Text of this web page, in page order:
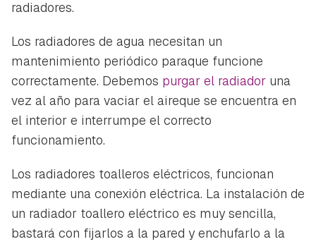
radiadores.
Los radiadores de agua necesitan un
mantenimiento periódico paraque funcione
correctamente. Debemos purgar el radiador una
vez al año para vaciar el aireque se encuentra en
el interior e interrumpe el correcto
funcionamiento.
Los radiadores toalleros eléctricos, funcionan
mediante una conexión eléctrica. La instalación de
un radiador toallero eléctrico es muy sencilla,
bastará con fijarlos a la pared y enchufarlo a la